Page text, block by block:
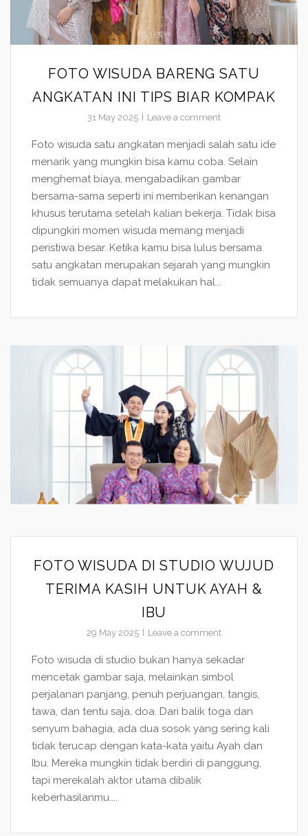
FOTO WISUDA BARENG SATU
ANGKATAN INI TIPS BIAR KOMPAK
31 May 2025 Leave a comment
Foto wisuda satu angkatan menjadi salah satu ide
menarik yang mungkin bisa kamu coba. Selain
menghemat biaya, mengabadikan gambar
bersama-sama seperti ini memberikan kenangan
khusus terutama setelah kalian bekerja. Tidak bisa
dipungkiri momen wisuda memang menjadi
peristiwa besar. Ketika kamu bisa lulus bersama
satu angkatan merupakan sejarah yang mungkin
tidak semuanya dapat melakukan hal...
FOTO WISUDA DI STUDIO WUJUD
TERIMA KASIH UNTUK AYAH &
IBU
29 May 2025 Leave a comment
Foto wisuda di studio bukan hanya sekadar
mencetak gambar saja, melainkan simbol
perjalanan panjang, penuh perjuangan, tangis,
tawa, dan tentu saja, doa. Dari balik toga dan
senyum bahagia, ada dua sosok yang sering kali
tidak terucap dengan kata-kata yaitu Ayah dan
Ibu. Mereka mungkin tidak berdiri di panggung,
tapi merekalah aktor utama dibalik
keberhasilanmu....